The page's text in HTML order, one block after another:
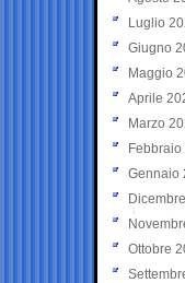
Luglio
Giugno
Maggio
Aprile
Marzo
Febbraio
Gennaio
Ottobre